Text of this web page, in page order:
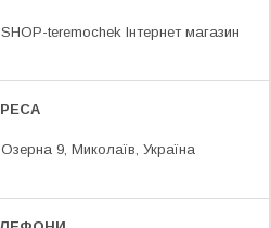
SHOP-teremochek Інтернет магазин
Озерна 9, Миколаїв, Україна